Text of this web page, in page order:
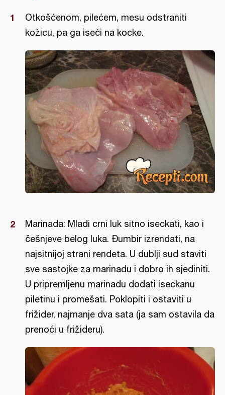
Otkošćenom, pilećem, mesu odstraniti
kožicu, pa ga iseći na kocke.
Marinada: Mladi crni luk sitno iseckati, kao i
češnjeve belog luka. Đumbir izrendati, na
najsitnijoj strani rendeta. U dublji sud staviti
sve sastojke za marinadu i dobro ih sjediniti.
U pripremljenu marinadu dodati iseckanu
piletinu i promešati. Poklopiti i ostaviti u
frižider, najmanje dva sata (ja sam ostavila da
prenoći u frižideru).